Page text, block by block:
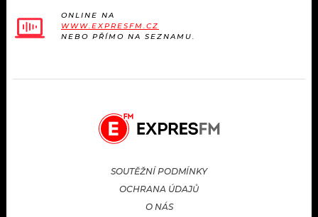
ONLINE NA
WWW.EXPRESFM.CZ
NEBO PŘÍMO NA SEZNAMU.
SOUTĚŽNÍ PODMÍNKY
OCHRANA ÚDAJŮ
O NÁS